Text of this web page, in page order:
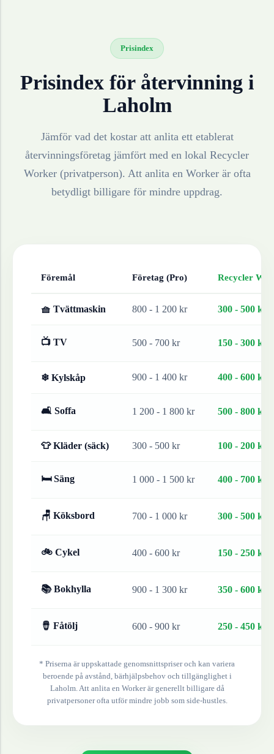
Prisindex
Prisindex för återvinning i
Laholm
Jämför vad det kostar att anlita ett etablerat
återvinningsföretag jämfört med en lokal Recycler
Worker (privatperson). Att anlita en Worker är ofta
betydligt billigare för mindre uppdrag.
Föremål Företag (Pro) Recycler
🧺 Tvättmaskin 800 - 1 200 kr 300 - 500 kr
📺 TV 500 - 700 kr 150 - 300 kr
❄ Kylskåp 900 - 1 400 kr 400 - 600 kr
🛋 Soffa 1 200 - 1 800 kr 500 - 800 kr
👕 Kläder (säck) 300 - 500 kr 100 - 200 kr
🛏 Säng 1 000 - 1 500 kr 400 - 700 kr
🪑 Köksbord 700 - 1 000 kr 300 - 500 kr
🚲 Cykel 400 - 600 kr 150 - 250 kr
📚 Bokhylla 900 - 1 300 kr 350 - 600 kr
🪘 Fåtölj 600 - 900 kr 250 - 450 kr
* Priserna är uppskattade genomsnittspriser och kan variera
beroende på avstånd, bärhjälpsbehov och tillgänglighet i
Laholm. Att anlita en Worker är generellt billigare då
privatpersoner ofta utför mindre jobb som side-hustles.